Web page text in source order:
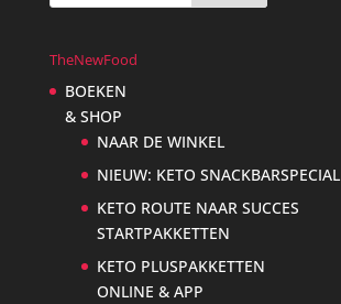
TheNewFood
BOEKEN
& SHOP
NAAR DE WINKEL
NIEUW: KETO SNACKBARSPECIAL
KETO ROUTE NAAR SUCCES
STARTPAKKETTEN
KETO PLUSPAKKETTEN
ONLINE & APP